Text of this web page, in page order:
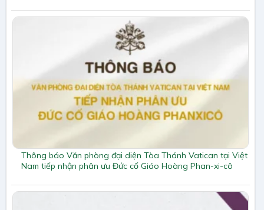
Thông báo Văn phòng đại diện Tòa Thánh Vatican tại Việt
Nam tiếp nhận phân ưu Đức cố Giáo Hoàng Phan-xi-cô